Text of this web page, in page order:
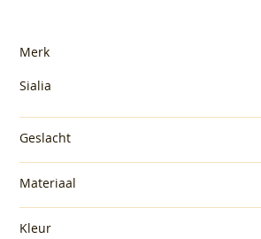
Merk
Sialia
Geslacht
Materiaal
Kleur